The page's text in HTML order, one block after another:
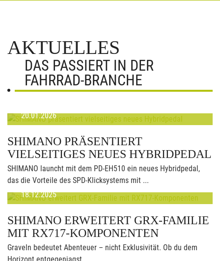
AKTUELLES
DAS PASSIERT IN DER
FAHRRAD-BRANCHE
20.01.2026
SHIMANO PRÄSENTIERT
VIELSEITIGES NEUES HYBRIDPEDAL
SHIMANO launcht mit dem PD-EH510 ein neues Hybridpedal,
das die Vorteile des SPD-Klicksystems mit ...
18.12.2025
SHIMANO ERWEITERT GRX-FAMILIE
MIT RX717-KOMPONENTEN
Graveln bedeutet Abenteuer – nicht Exklusivität. Ob du dem